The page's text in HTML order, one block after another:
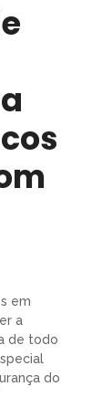
em
a
de todo
do